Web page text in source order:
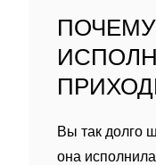
Вы так долго
она